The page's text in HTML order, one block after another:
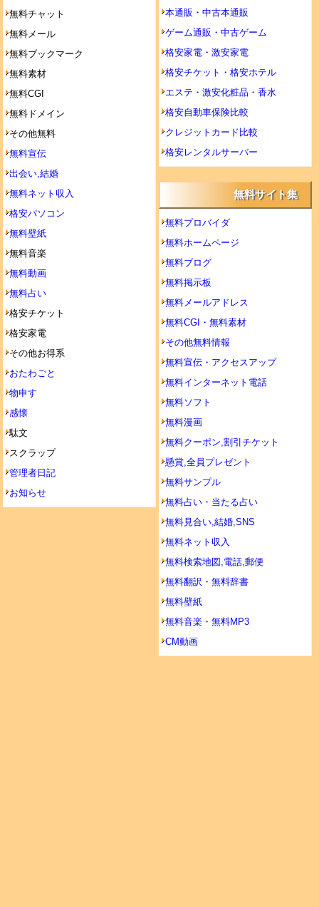
無料チャット
無料メール
無料ブックマーク
無料素材
無料CGI
無料ドメイン
その他無料
無料宣伝
出会い,結婚
無料ネット収入
格安パソコン
無料壁紙
無料音楽
無料動画
無料占い
格安チケット
格安家電
その他お得系
おたわごと
物申す
感懐
駄文
スクラップ
管理者日記
お知らせ
本通販・中古本通販
ゲーム通販・中古ゲーム
格安家電・激安家電
格安チケット・格安ホテル
エステ・激安化粧品・香水
格安自動車保険比較
クレジットカード比較
格安レンタルサーバー
無料サイト集
無料プロバイダ
無料ホームページ
無料ブログ
無料掲示板
無料メールアドレス
無料CGI・無料素材
その他無料情報
無料宣伝・アクセスアップ
無料インターネット電話
無料ソフト
無料漫画
無料クーポン,割引チケット
懸賞,全員プレゼント
無料サンプル
無料占い・当たる占い
無料見合い,結婚,SNS
無料ネット収入
無料検索地図,電話,郵便
無料翻訳・無料辞書
無料壁紙
無料音楽・無料MP3
CM動画